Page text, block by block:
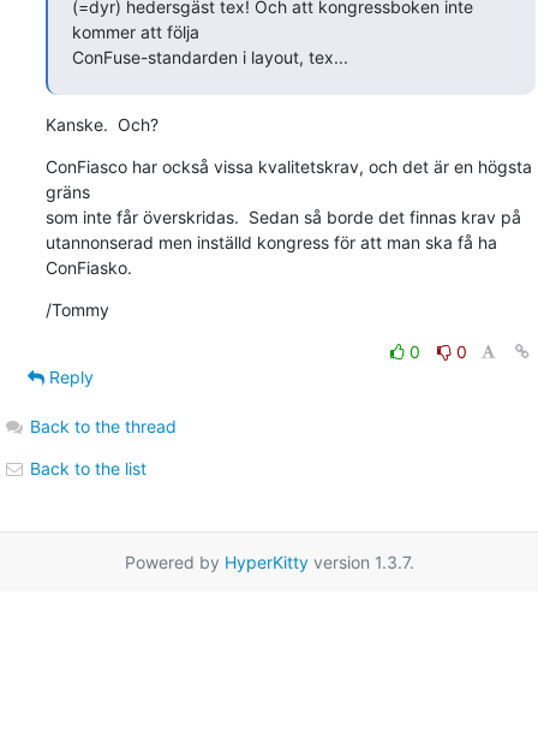
(=dyr) hedersgäst tex! Och att kongressboken inte
kommer att följa
ConFuse-standarden i layout, tex...
Kanske.  Och?
ConFiasco har också vissa kvalitetskrav, och det är en högsta
gräns
som inte får överskridas.  Sedan så borde det finnas krav på
utannonserad men inställd kongress för att man ska få ha
ConFiasko.
/Tommy
0
0
Reply
Back to the thread
Back to the list
Powered by HyperKittyversion 1.3.7.